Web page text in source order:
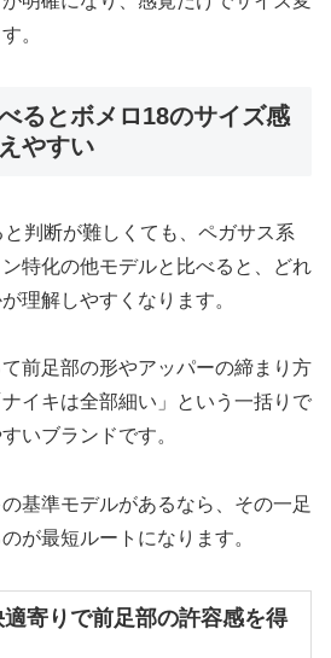
。
るとボメロ18のサイズ感
やすい
判断が難しくても、ペガサス系
特化の他モデルと比べると、どれ
理解しやすくなります。
前足部の形やアッパーの締まり方
イキは全部細い」という一括りで
いブランドです。
基準モデルがあるなら、その一足
が最短ルートになります。
寄りで前足部の許容感を得